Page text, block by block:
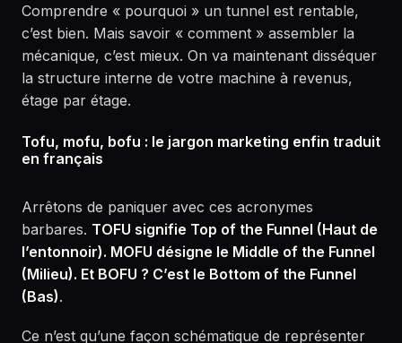
Comprendre « pourquoi » un tunnel est rentable,
c’est bien. Mais savoir « comment » assembler la
mécanique, c’est mieux. On va maintenant disséquer
la structure interne de votre machine à revenus,
étage par étage.
Tofu, mofu, bofu : le jargon marketing enfin traduit
en français
Arrêtons de paniquer avec ces acronymes
barbares. TOFU signifie Top of the Funnel (Haut de
l’entonnoir). MOFU désigne le Middle of the Funnel
(Milieu). Et BOFU ? C’est le Bottom of the Funnel
(Bas).
Ce n’est qu’une façon schématique de représenter